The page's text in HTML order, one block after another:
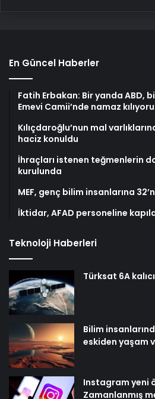
En Güncel Haberler
Fatih Erbakan: Bir yanda ABD,
Emevi Camii’nde namaz
Kılıçdaroğlu’nun mal
haciz konuldu
İhraçları istenen teğmenlerin
kurulunda
MEF, genç bilim insanlarına
İktidar, AFAD personeline
Teknoloji Haberleri
Türksat 6A
Bilim
eskiden yaşam
Instagram yeni
Zamanlanmış